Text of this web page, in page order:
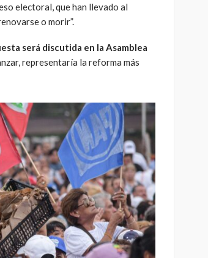
electoral, que han llevado al
o morir”.
será discutida en la Asamblea
representaría la reforma más